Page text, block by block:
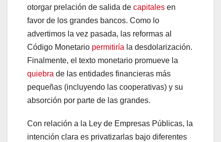
otorgar prelación de salida de capitales en
favor de los grandes bancos. Como lo
advertimos la vez pasada, las reformas al
Código Monetario permitiría la desdolarización.
Finalmente, el texto monetario promueve la
quiebra de las entidades financieras más
pequeñas (incluyendo las cooperativas) y su
absorción por parte de las grandes.
Con relación a la Ley de Empresas Públicas, la
intención clara es privatizarlas bajo diferentes